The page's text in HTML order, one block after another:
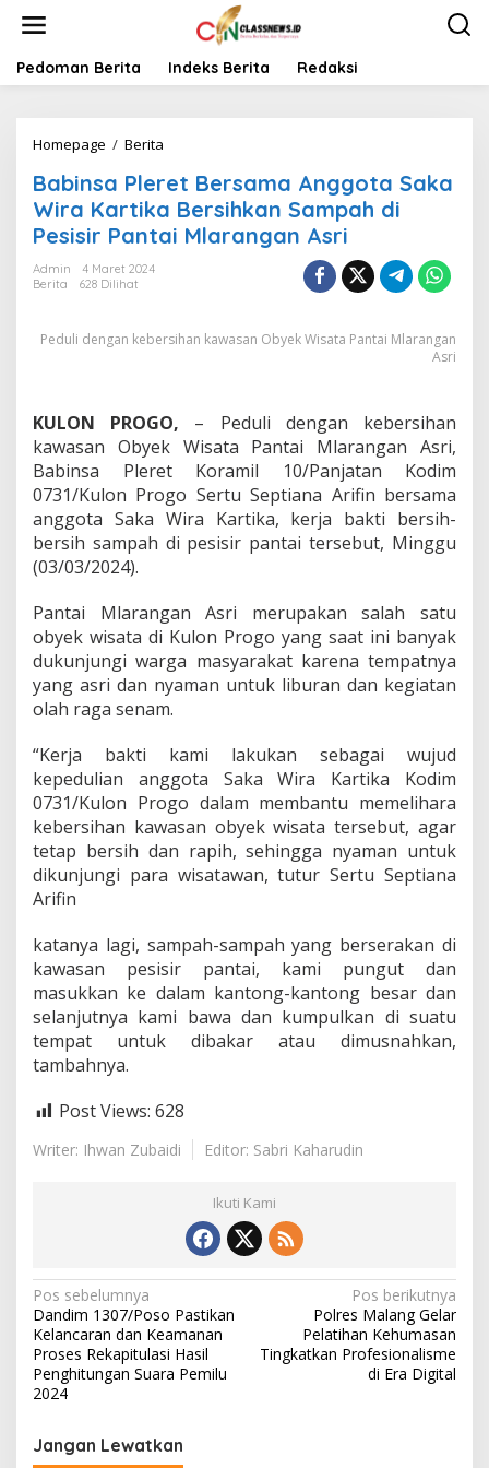
t
Pedoman Berita Indeks Berita Redaksi
Homepage / Berita
b
i
n
s
r
e
r
s
a
m
a
A
o
a
S
a
k
W
i
r
a
K
a
r
a
B
e
r
s
i
a
S
i
e
s
i
s
P
a
Babinsa Pleret Bersama Anggota Saka
Wira Kartika Bersihkan Sampah di
Pesisir Pantai Mlarangan Asri
Admin
4 Maret 2024
Berita
628 Dilihat
Peduli dengan kebersihan kawasan Obyek Wisata Pantai Mlarangan
Asri
KULON PROGO, – Peduli dengan kebersihan
kawasan Obyek Wisata Pantai Mlarangan Asri,
Babinsa Pleret Koramil 10/Panjatan Kodim
0731/Kulon Progo Sertu Septiana Arifin bersama
anggota Saka Wira Kartika, kerja bakti bersih-
bersih sampah di pesisir pantai tersebut, Minggu
(03/03/2024).
Pantai Mlarangan Asri merupakan salah satu
obyek wisata di Kulon Progo yang saat ini banyak
dukunjungi warga masyarakat karena tempatnya
yang asri dan nyaman untuk liburan dan kegiatan
olah raga senam.
“Kerja bakti kami lakukan sebagai wujud
kepedulian anggota Saka Wira Kartika Kodim
0731/Kulon Progo dalam membantu memelihara
kebersihan kawasan obyek wisata tersebut, agar
tetap bersih dan rapih, sehingga nyaman untuk
dikunjungi para wisatawan, tutur Sertu Septiana
Arifin
katanya lagi, sampah-sampah yang berserakan di
kawasan pesisir pantai, kami pungut dan
masukkan ke dalam kantong-kantong besar dan
selanjutnya kami bawa dan kumpulkan di suatu
tempat untuk dibakar atau dimusnahkan,
tambahnya.
Post Views: 628
Writer: Ihwan Zubaidi Editor: Sabri Kaharudin
Ikuti Kami
N
a
v
i
a
Pos sebelumnya
Dandim 1307/Poso Pastikan
Kelancaran dan Keamanan
Proses Rekapitulasi Hasil
Penghitungan Suara Pemilu
2024
Pos berikutnya
Polres Malang Gelar
Pelatihan Kehumasan
Tingkatkan Profesionalisme
di Era Digital
Jangan Lewatkan